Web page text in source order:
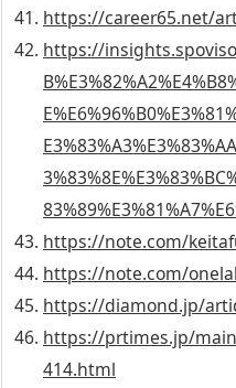
https://career65.net/
https://
https://note.com/
https://note.com/
https://diamond.jp/
https://prtimes.jp/
414.html